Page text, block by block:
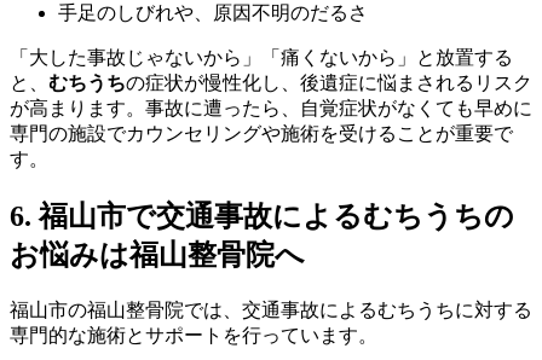
手足のしびれや、原因不明のだるさ
「大した事故じゃないから」「痛くないから」と放置する
と、 むちうちの症状が慢性化し、後遺症に悩まされるリスク
が高まります。事故に遭ったら、自覚症状がなくても早めに
専門の施設でカウンセリングや施術を受けることが重要で
す。
6. 福山市で交通事故によるむちうちの
お悩みは福山整骨院へ
福山市の福山整骨院では、交通事故によるむちうちに対する
専門的な施術とサポートを行っています。